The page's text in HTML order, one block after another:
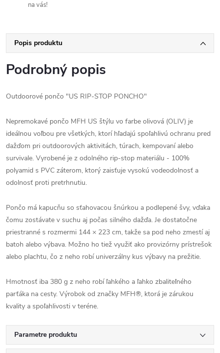
na vás!
Popis produktu
Podrobný popis
Outdoorové pončo "US RIP-STOP PONCHO"
Nepremokavé pončo MFH US štýlu vo farbe olivová (OLIV) je
ideálnou voľbou pre všetkých, ktorí hľadajú spoľahlivú ochranu pred
dažďom pri outdoorových aktivitách, túrach, kempovaní alebo
survivale. Vyrobené je z odolného rip-stop materiálu - 100%
polyamid s PVC záterom, ktorý zaisťuje vysokú vodeodolnosť a
odolnosť proti pretrhnutiu.
Pončo má kapucňu so sťahovacou šnúrkou a podlepené švy, vďaka
čomu zostávate v suchu aj počas silného dažďa. Je dostatočne
priestranné s rozmermi 144 × 223 cm, takže sa pod neho zmestí aj
batoh alebo výbava. Možno ho tiež využiť ako provizórny prístrešok
alebo plachtu, čo z neho robí univerzálny kus výbavy na prežitie.
Hmotnosť iba 380 g z neho robí ľahkého a ľahko zbaliteľného
parťáka na cesty. Výrobok od značky MFH®, ktorá je zárukou
kvality a spoľahlivosti v teréne.
Parametre produktu